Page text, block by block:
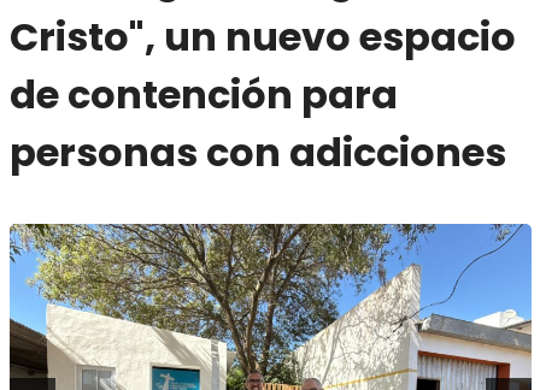
Cristo", un nuevo espacio
de contención para
personas con adicciones